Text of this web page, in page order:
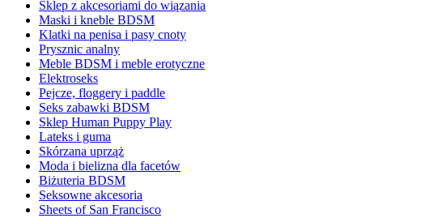
Sklep z akcesoriami do wiązania
Maski i kneble BDSM
Klatki na penisa i pasy cnoty
Prysznic analny
Meble BDSM i meble erotyczne
Elektroseks
Pejcze, floggery i paddle
Seks zabawki BDSM
Sklep Human Puppy Play
Lateks i guma
Skórzana uprząż
Moda i bielizna dla facetów
Biżuteria BDSM
Seksowne akcesoria
Sheets of San Francisco